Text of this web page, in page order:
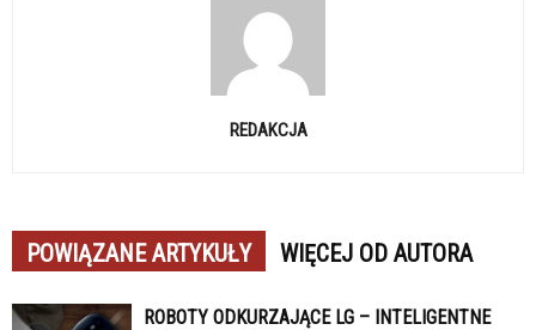
REDAKCJA
POWIĄZANE ARTYKUŁY WIĘCEJ OD AUTORA
ROBOTY ODKURZAJĄCE LG – INTELIGENTNE